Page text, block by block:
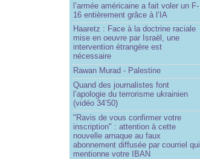
l’armée américaine a fait voler un F-
16 entièrement grâce à l’IA
Haaretz : Face à la doctrine raciale
mise en oeuvre par Israël, une
intervention étrangère est
nécessaire
Rawan Murad - Palestine
Quand des journalistes font
l’apologie du terrorisme ukrainien
(vidéo 34’50)
"Ravis de vous confirmer votre
inscription" : attention à cette
nouvelle arnaque au faux
abonnement diffusée par courriel qui
mentionne votre IBAN